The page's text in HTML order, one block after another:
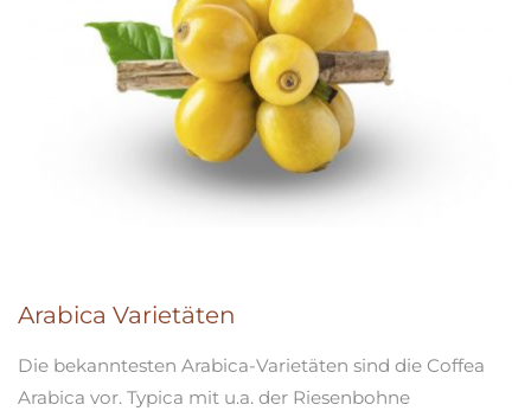
Arabica Varietäten
Die bekanntesten Arabica-Varietäten sind die Coffea
Arabica vor. Typica mit u.a. der Riesenbohne